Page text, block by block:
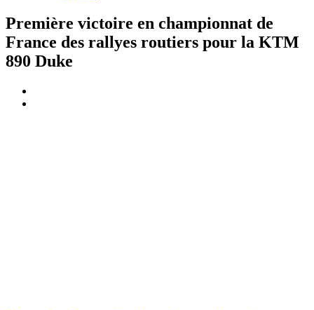
Première victoire en championnat de
France des rallyes routiers pour la KTM
890 Duke